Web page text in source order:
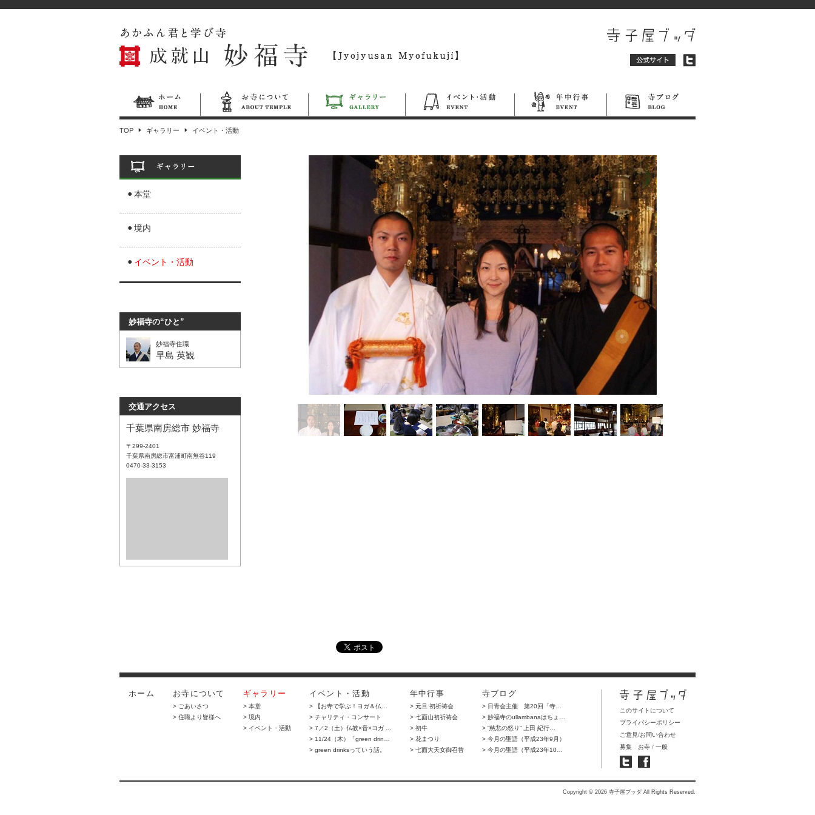
TOP ギャラリー イベント・活動
本堂
境内
イベント・活動
妙福寺の“ひと”
妙福寺住職
早島 英観
交通アクセス
千葉県南房総市 妙福寺
〒299-2401
千葉県南房総市富浦町南無谷119
0470-33-3153
ホーム お寺について
> ごあいさつ
> 住職より皆様へ
ギャラリー
> 本堂
> 境内
> イベント・活動
イベント・活動
> 【お寺で学ぶ！ヨガ＆仏…
> チャリティ・コンサート
> 7／2（土）仏教×音×ヨガ …
> 11/24（木）「green drin…
> green drinksっていう話。
年中行事
> 元旦 初祈祷会
> 七面山初祈祷会
> 初牛
> 花まつり
> 七面大天女御召替
寺ブログ
> 日青会主催 第20回「寺…
> 妙福寺のullambanaはちょ…
> “慈悲の怒り” 上田 紀行…
> 今月の聖語（平成23年9月）
> 今月の聖語（平成23年10…
このサイトについて
プライバシーポリシー
ご意見/お問い合わせ
募集 お寺 / 一般
Copyright © 2026 寺子屋ブッダ All Rights Reserved.